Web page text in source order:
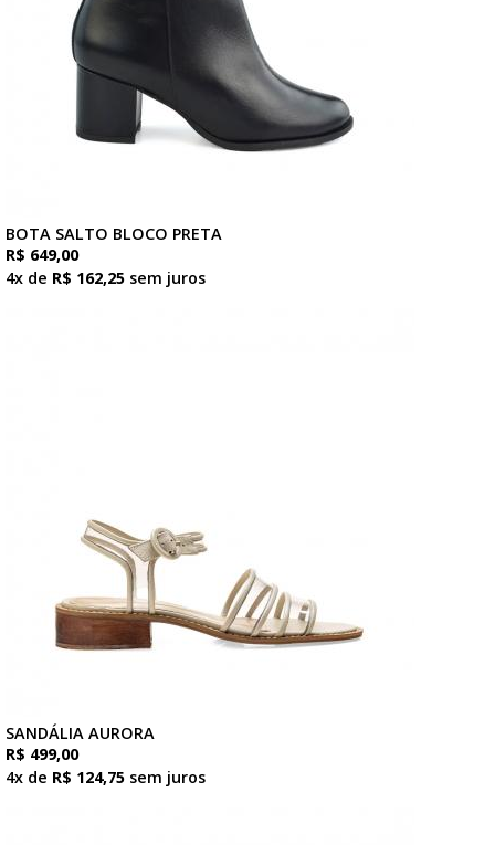
BOTA SALTO BLOCO PRETA
R$ 649,00
4x de R$ 162,25 sem juros
SANDÁLIA AURORA
R$ 499,00
4x de R$ 124,75 sem juros